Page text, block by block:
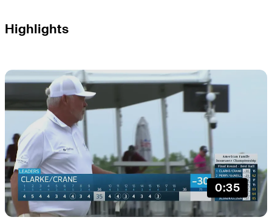
Highlights
0:35